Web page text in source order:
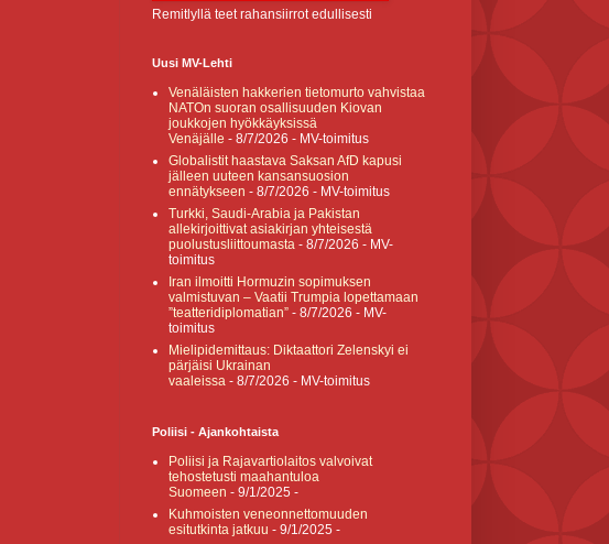
Remitlyllä teet rahansiirrot edullisesti
Uusi MV-Lehti
Venäläisten hakkerien tietomurto vahvistaa
NATOn suoran osallisuuden Kiovan
joukkojen hyökkäyksissä
Venäjälle - 8/7/2026 - MV-toimitus
Globalistit haastava Saksan AfD kapusi
jälleen uuteen kansansuosion
ennätykseen - 8/7/2026 - MV-toimitus
Turkki, Saudi-Arabia ja Pakistan
allekirjoittivat asiakirjan yhteisestä
puolustusliittoumasta - 8/7/2026 - MV-
toimitus
Iran ilmoitti Hormuzin sopimuksen
valmistuvan – Vaatii Trumpia lopettamaan
”teatteridiplomatian” - 8/7/2026 - MV-
toimitus
Mielipidemittaus: Diktaattori Zelenskyi ei
pärjäisi Ukrainan
vaaleissa - 8/7/2026 - MV-toimitus
Poliisi - Ajankohtaista
Poliisi ja Rajavartiolaitos valvoivat
tehostetusti maahantuloa
Suomeen - 9/1/2025 -
Kuhmoisten veneonnettomuuden
esitutkinta jatkuu - 9/1/2025 -